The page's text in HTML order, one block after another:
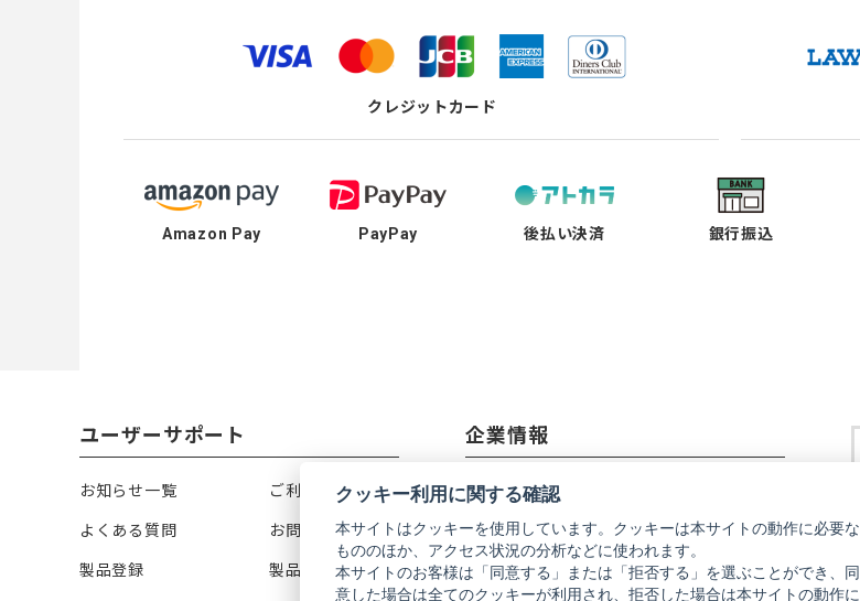
クレジットカード
Amazon Pay PayPay 後払い決済 銀行振込
ユーザーサポート
お知らせ一覧 ご利用ガイド
よくある質問 お問い合わせ
製品登録 製品カタログ
企業情報
リコーイメージング株式会社
し
タ
ブ
で
会社概要
し
タ
ブ
で
株式会社リコー
し
タ
ブ
で
し
タ
ブ
で
クッキー利用に関する確認
本サイトはクッキーを使用しています。クッキーは本サイトの動作に必要な
もののほか、アクセス状況の分析などに使われます。
本サイトのお客様は「同意する」または「拒否する」を選ぶことができ、同
意した場合は全てのクッキーが利用され、拒否した場合は本サイトの動作に